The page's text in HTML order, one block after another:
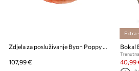
Zdjela za posluživanje Byon Poppy 30 cm L
107,99 €
Extra
Bokal
40,99